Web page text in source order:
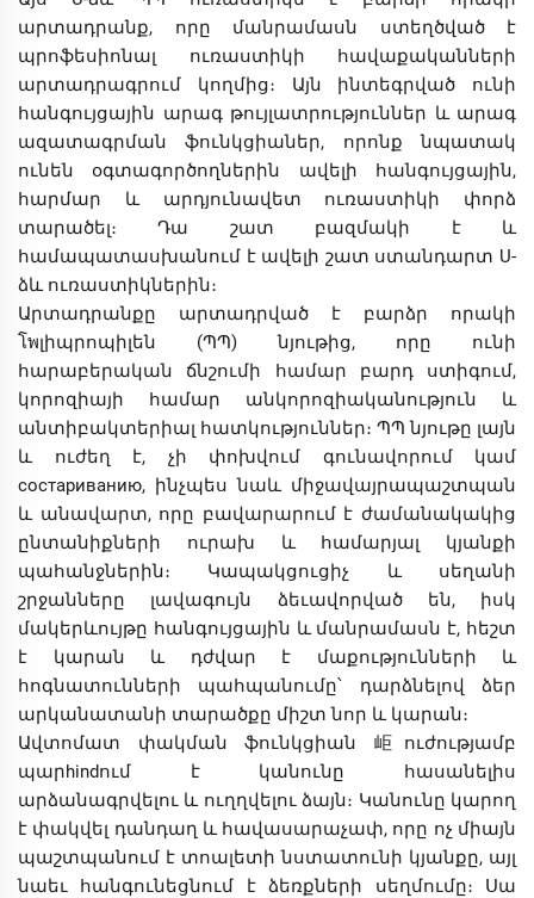
արտադրանք, որը մանրամասն ստեղծված է
պրոֆեսիոնալ ուռաստիկի հավաքականների
արտադրագրում կողմից։ Այն ինտեգրված ունի
հանգույցային արագ թույլատրություններ և արագ
ազատագրման ֆունկցիաներ, որոնք նպատակ
ունեն օգտագործողներին ավելի հանգույցային,
հարմար և արդյունավետ ուռաստիկի փորձ
տարածել։ Դա շատ բազմակի է և
համապատասխանում է ավելի շատ ստանդարտ U-
ձև ուռաստիկներին։
Արտադրանքը արտադրված է բարձր որակի
โพլիպրոպիլեն (ՊՊ) նյութից, որը ունի
հարաբերական ճնշումի համար բարդ ստիգում,
կորոզիայի համար անկորոզիականություն և
անտիբակտերիալ հատկություններ։ ՊՊ նյութը լայն
և ուժեղ է, չի փոխվում գունավորում կամ
состариванию, ինչպես նաև միջավայրապաշտպան
և անավարտ, որը բավարարում է ժամանակակից
ընտանիքների ուրախ և համարյալ կյանքի
պահանջներին։ Կապակցուցիչ և սեղանի
շրջանները լավագույն ձեւավորված են, իսկ
մակերևույթը հանգույցային և մանրամասն է, հեշտ
է կարան և դժվար է մաքությունների և
հոգնատունների պահպանումը՝ դարձնելով ձեր
արկանատանի տարածքը միշտ նոր և կարան։
Ավտոմատ փակման ֆունկցիան 岠ուժությամբ
պարhindում է կանունը հասանելիս
արձանագրվելու և ուղղվելու ձայն։ Կանունը կարող
է փակվել դանդաղ և հավասարաչափ, որը ոչ միայն
պաշտպանում է տոալետի նստատունի կյանքը, այլ
նաեւ հանգունեցնում է ձեռքների սեղմումը։ Սա